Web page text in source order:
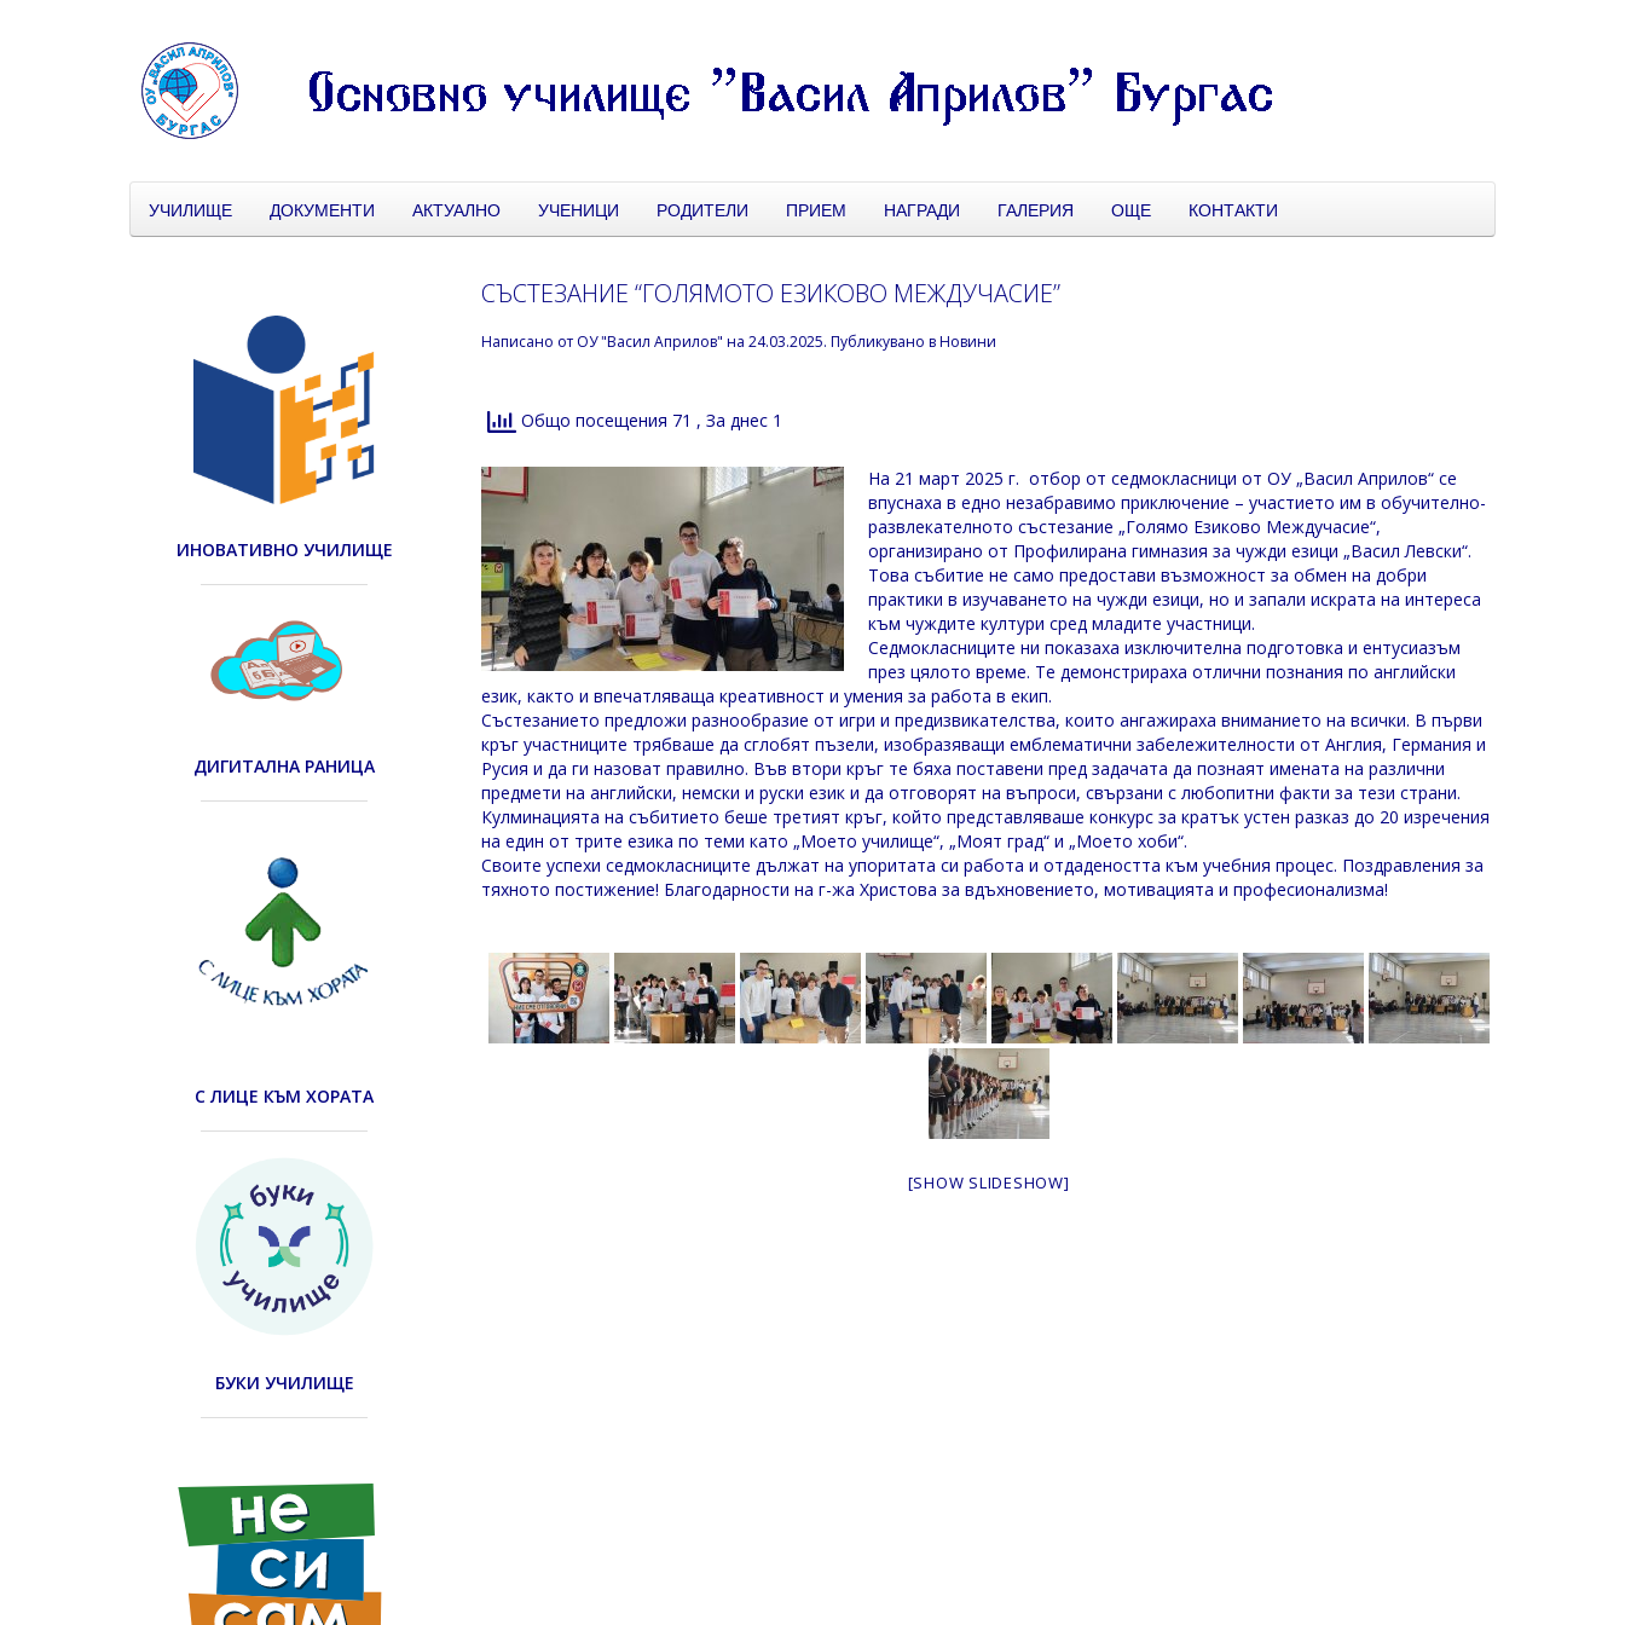
УЧИЛИЩЕ ДОКУМЕНТИ АКТУАЛНО УЧЕНИЦИ РОДИТЕЛИ ПРИЕМ НАГРАДИ ГАЛЕРИЯ ОЩЕ КОНТАКТИ
СЪСТЕЗАНИЕ “ГОЛЯМОТО ЕЗИКОВО МЕЖДУЧАСИЕ”
Написано от ОУ "Васил Априлов" на24.03.2025. Публикувано вНовини
Общо посещения 71 , За днес 1
На 21 март 2025 г. отбор от седмокласници от ОУ „Васил Априлов“ се
впуснаха в едно незабравимо приключение – участието им в обучително-
развлекателното състезание „Голямо Езиково Междучасие“,
организирано от Профилирана гимназия за чужди езици „Васил Левски“.
Това събитие не само предостави възможност за обмен на добри
практики в изучаването на чужди езици, но и запали искрата на интереса
към чуждите култури сред младите участници.
Седмокласниците ни показаха изключителна подготовка и ентусиазъм
през цялото време. Те демонстрираха отлични познания по английски
език, както и впечатляваща креативност и умения за работа в екип.
Състезанието предложи разнообразие от игри и предизвикателства, които ангажираха вниманието на всички. В първи
кръг участниците трябваше да сглобят пъзели, изобразяващи емблематични забележителности от Англия, Германия и
Русия и да ги назоват правилно. Във втори кръг те бяха поставени пред задачата да познаят имената на различни
предмети на английски, немски и руски език и да отговорят на въпроси, свързани с любопитни факти за тези страни.
Кулминацията на събитието беше третият кръг, който представляваше конкурс за кратък устен разказ до 20 изречения
на един от трите езика по теми като „Моето училище“, „Моят град“ и „Моето хоби“.
Своите успехи седмокласниците дължат на упоритата си работа и отдадеността към учебния процес. Поздравления за
тяхното постижение! Благодарности на г-жа Христова за вдъхновението, мотивацията и професионализма!
[SHOW SLIDESHOW]
ИНОВАТИВНО УЧИЛИЩЕ
ДИГИТАЛНА РАНИЦА
С ЛИЦЕ КЪМ ХОРАТА
БУКИ УЧИЛИЩЕ